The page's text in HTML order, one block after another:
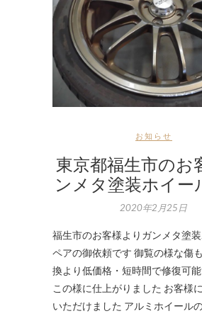
お知らせ
東京都福生市の
ンメタ塗装ホイー
2020年2月25日
福生市のお客様よりガンメタ塗
ペアの御依頼です 御覧の様な傷
換より低価格・短時間で修復可
この様に仕上がりました お客様
いただけました アルミホイール